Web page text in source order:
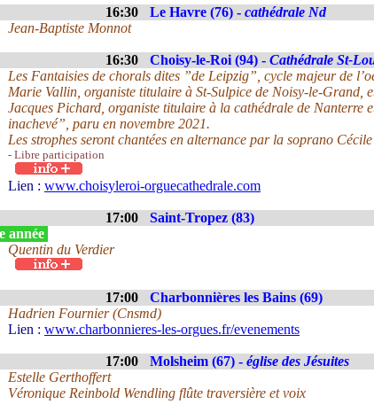
16:30 Le Havre (76) - cathédrale Nd
Jean-Baptiste Monnot
16:30 Choisy-le-Roi (94) - Cathédrale St-
Les Fantaisies de chorals dites ”de Leipzig”, cycle majeur de
Marie Vallin, organiste titulaire à St-Sulpice de Noisy-le-Grand,
Jacques Pichard, organiste titulaire à la cathédrale de Nanterre
inachevé”, paru en novembre 2021.
Les strophes seront chantées en alternance par la soprano
- Libre participation
Lien : www.choisyleroi-orguecathedrale.com
17:00 Saint-Tropez (83)
année
Quentin du Verdier
17:00 Charbonnières les Bains (69)
Hadrien Fournier (Cnsmd)
Lien : www.charbonnieres-les-orgues.fr/evenements
17:00 Molsheim (67) - église des Jésuites
Estelle Gerthoffert
Véronique Reinbold Wendling flûte traversière et voix